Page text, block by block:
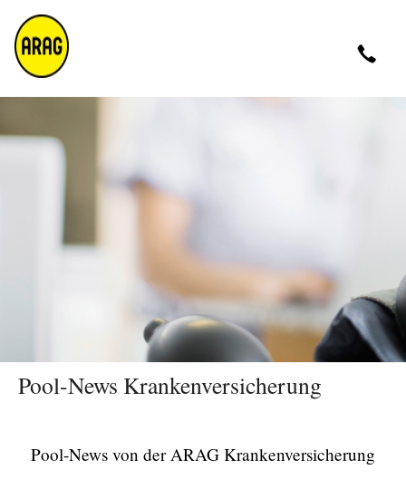
Montag - Donnerstag 09 - 17 Uhr<br />Freitag 9 - 16
0211 963-4545
Pool-News Krankenversicherung
Pool-News von der ARAG Krankenversicherung